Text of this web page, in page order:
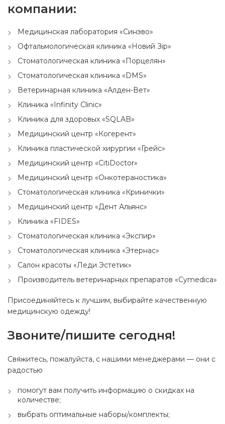
компании:
Медицинская лаборатория «Синэво»
Офтальмологическая клиника «Новий Зір»
Стоматологическая клиника «Порцелян»
Стоматологическая клиника «DMS»
Ветеринарная клиника «Алден-Вет»
Клиника «Infinity Clinic»
Клиника для здоровых «SQLAB»
Медицинский центр «Когерент»
Клиника пластической хирургии «Грейс»
Медицинский центр «CitiDoctor»
Медицинский центр «Онкотераностика»
Стоматологическая клиника «Кринички»
Медицинский центр «Дент Альянс»
Клиника «FIDES»
Стоматологическая клиника «Экспир»
Стоматологическая клиника «Этернас»
Салон красоты «Леди Эстетик»
Производитель ветеринарных препаратов «Cymedica»
Присоединяйтесь к лучшим, выбирайте качественную
медицинскую одежду!
Звоните/пишите сегодня!
Свяжитесь, пожалуйста, с нашими менеджерами — они с
радостью
помогут вам получить информацию о скидках на
количестве;
выбрать оптимальные наборы/комплекты;